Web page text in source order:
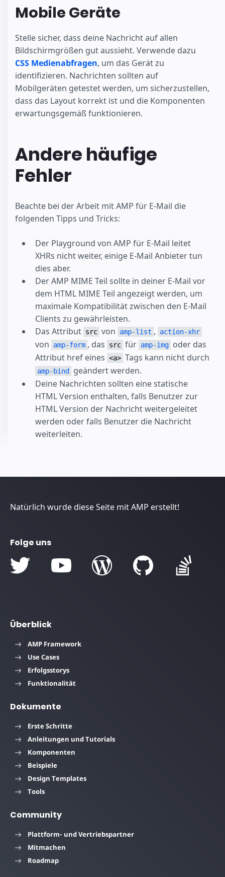
Mobile Geräte
Stelle sicher, dass deine Nachricht auf allen
Bildschirmgrößen gut aussieht. Verwende dazu
CSS Medienabfragen, um das Gerät zu
identifizieren. Nachrichten sollten auf
Mobilgeräten getestet werden, um sicherzustellen,
dass das Layout korrekt ist und die Komponenten
erwartungsgemäß funktionieren.
Andere häufige
Fehler
Beachte bei der Arbeit mit AMP für E-Mail die
folgenden Tipps und Tricks:
Der Playground von AMP für E-Mail leitet
XHRs nicht weiter, einige E-Mail Anbieter tun
dies aber.
Der AMP MIME Teil sollte in deiner E-Mail vor
dem HTML MIME Teil angezeigt werden, um
maximale Kompatibilität zwischen den E-Mail
Clients zu gewährleisten.
Das Attribut src von amp-list , action-xhr
von amp-form , das src für amp-img oder das
Attribut href eines <a> Tags kann nicht durch
amp-bind geändert werden.
Deine Nachrichten sollten eine statische
HTML Version enthalten, falls Benutzer zur
HTML Version der Nachricht weitergeleitet
werden oder falls Benutzer die Nachricht
weiterleiten.
Natürlich wurde diese Seite mit AMP erstellt!
Folge uns
Überblick
AMP Framework
Use Cases
Erfolgsstorys
Funktionalität
Dokumente
Erste Schritte
Anleitungen und Tutorials
Komponenten
Beispiele
Design Templates
Tools
Community
Plattform- und Vertriebspartner
Mitmachen
Roadmap